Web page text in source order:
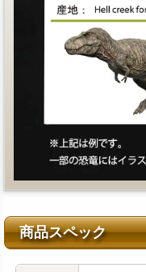
商品スペック